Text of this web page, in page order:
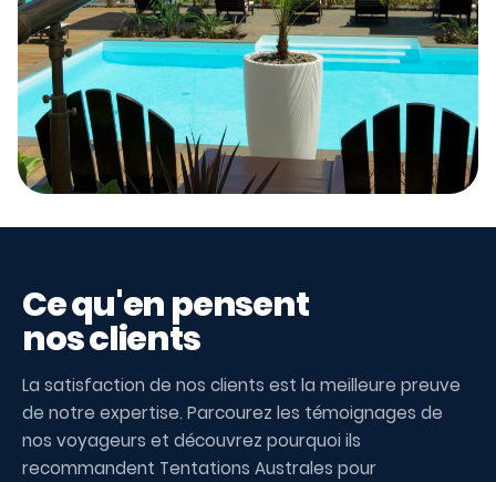
Ce qu'en pensent
nos clients
La satisfaction de nos clients est la meilleure preuve
de notre expertise. Parcourez les témoignages de
nos voyageurs et découvrez pourquoi ils
recommandent Tentations Australes pour